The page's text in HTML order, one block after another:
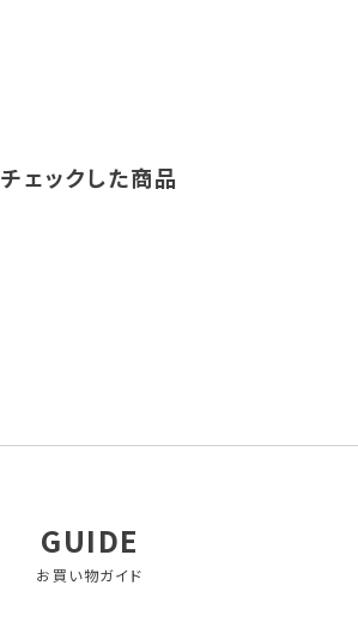
チェックした商品
GUIDE
お買い物ガイド